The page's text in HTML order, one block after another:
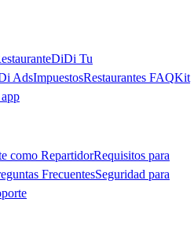
DiDi Tu
AdsImpuestosRestaurantes FAQKit
como RepartidorRequisitos para
FrecuentesSeguridad para